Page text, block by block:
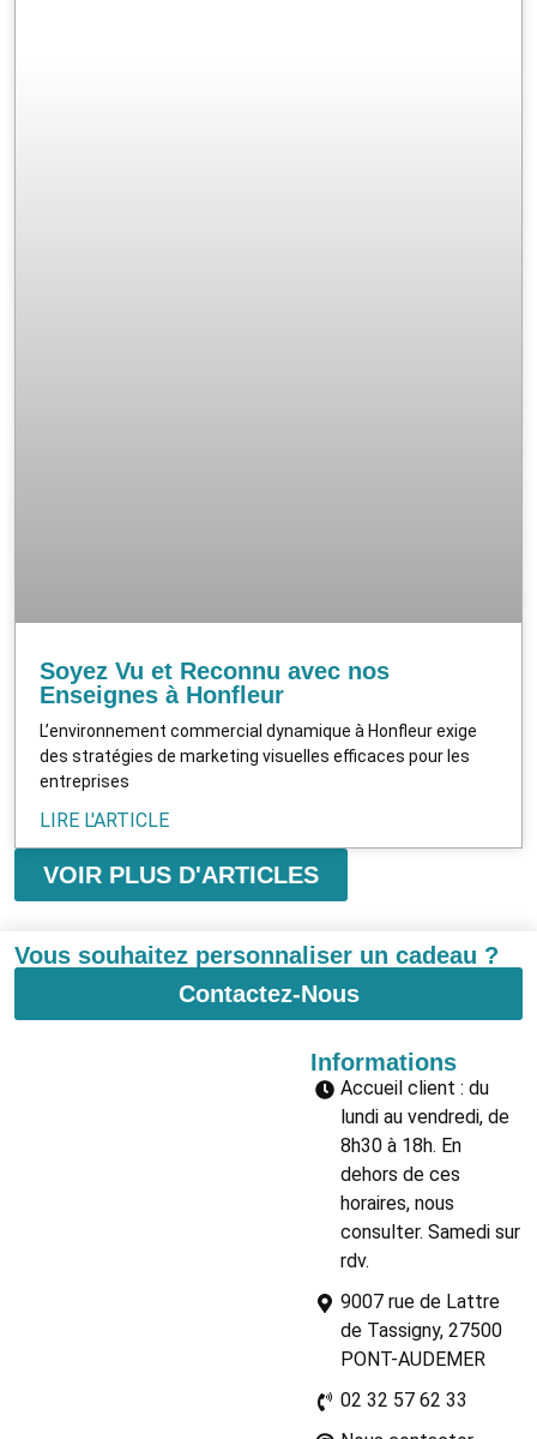
Soyez Vu et Reconnu avec nos
Enseignes à Honfleur
L’environnement commercial dynamique à Honfleur exige
des stratégies de marketing visuelles efficaces pour les
entreprises
LIRE L'ARTICLE
VOIR PLUS D'ARTICLES
Vous souhaitez personnaliser un cadeau ?
Contactez-Nous
Informations
Accueil client : du
lundi au vendredi, de
8h30 à 18h. En
dehors de ces
horaires, nous
consulter. Samedi sur
rdv.
9007 rue de Lattre
de Tassigny, 27500
PONT-AUDEMER
02 32 57 62 33